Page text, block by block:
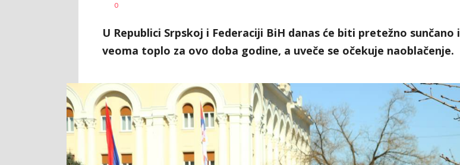
AUTOR
0
U Republici Srpskoj i Federaciji BiH danas će biti pretežno sunčano i
veoma toplo za ovo doba godine, a uveče se očekuje naoblačenje.